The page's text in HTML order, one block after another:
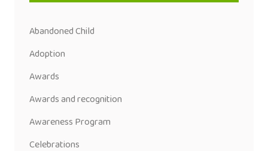
Abandoned Child
Adoption
Awards
Awards and recognition
Awareness Program
Celebrations